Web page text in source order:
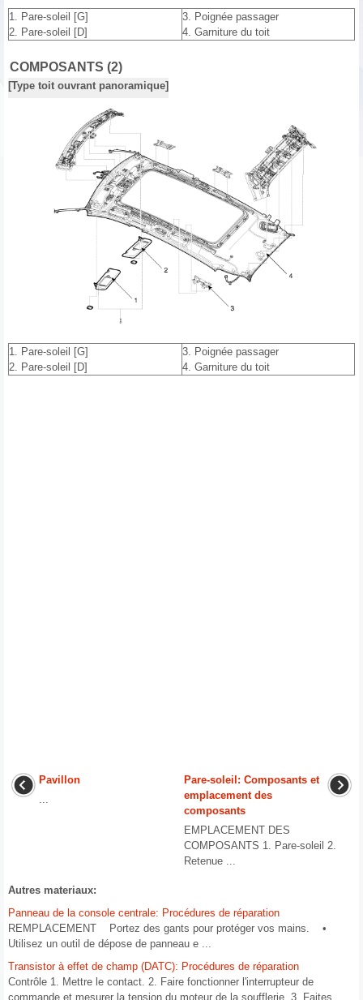
1. Pare-soleil [G]
2. Pare-soleil [D]
3. Poignée passager
4. Garniture du toit
COMPOSANTS (2)
[Type toit ouvrant panoramique]
1. Pare-soleil [G]
2. Pare-soleil [D]
3. Poignée passager
4. Garniture du toit
Pavillon
Pare-soleil: Composants et
emplacement des
composants
EMPLACEMENT DES
COMPOSANTS 1. Pare-soleil 2.
Retenue ...
Autres materiaux:
Panneau de la console centrale: Procédures de réparation
REMPLACEMENT Portez des gants pour protéger vos mains. •
Utilisez un outil de dépose de panneau e ...
Transistor à effet de champ (DATC): Procédures de réparation
Contrôle 1. Mettre le contact. 2. Faire fonctionner l'interrupteur de
commande et mesurer la tension du moteur de la soufflerie. 3. Faites